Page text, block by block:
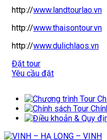
http://www.landtourlao.vn
http://www.thaisontour.vn
http://www.dulichlaos.vn
Đặt tour
Yêu cầu đặt